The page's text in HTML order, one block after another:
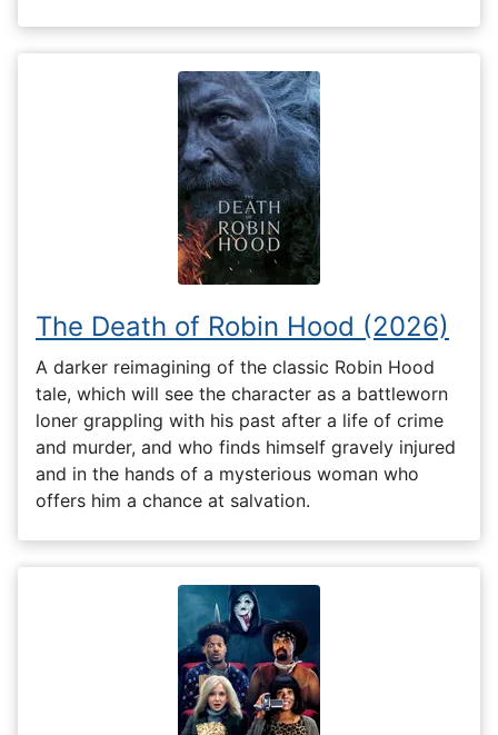
The Death of Robin Hood (2026)
A darker reimagining of the classic Robin Hood
tale, which will see the character as a battleworn
loner grappling with his past after a life of crime
and murder, and who finds himself gravely injured
and in the hands of a mysterious woman who
offers him a chance at salvation.